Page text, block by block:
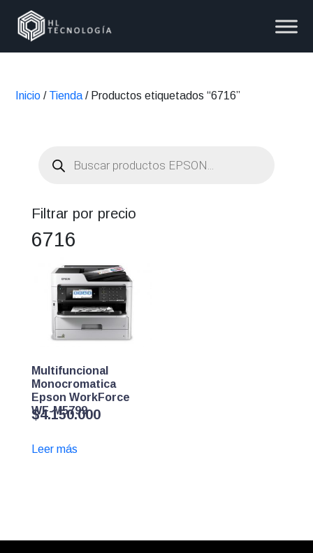
Inicio / Tienda / Productos etiquetados “6716”
productos
Filtrar por precio
6716
Multifuncional
Monocromatica
Epson WorkForce
WF-M5799
$4.150.000
Leer más